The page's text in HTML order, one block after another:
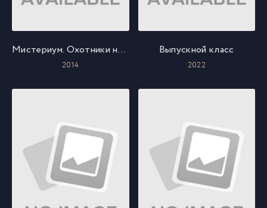
Мистериум. Охотники на фазанов
2014
Выпускной класс
2022